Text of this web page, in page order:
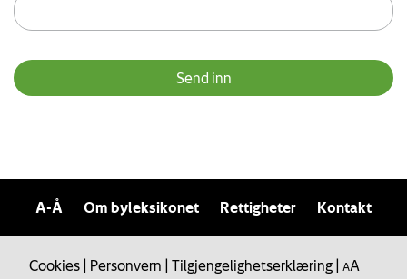
A-Å Om byleksikonet Rettigheter Kontakt
Cookies Personvern Tilgjengelighetserklæring AA